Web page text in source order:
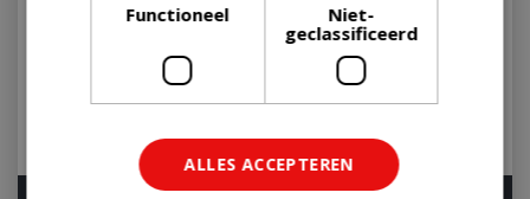
Functioneel
Niet-
geclassificeerd
ALLES ACCEPTEREN